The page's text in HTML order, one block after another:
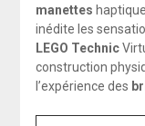
manettes
inédite les
LEGO Technic
construction
l’expérience des